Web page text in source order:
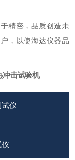
精密，品质创造未
，以使海达仪器品
冲击试验机
试仪
仪